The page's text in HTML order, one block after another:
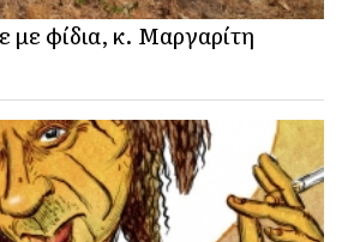
με φίδια, κ. Μαργαρίτη